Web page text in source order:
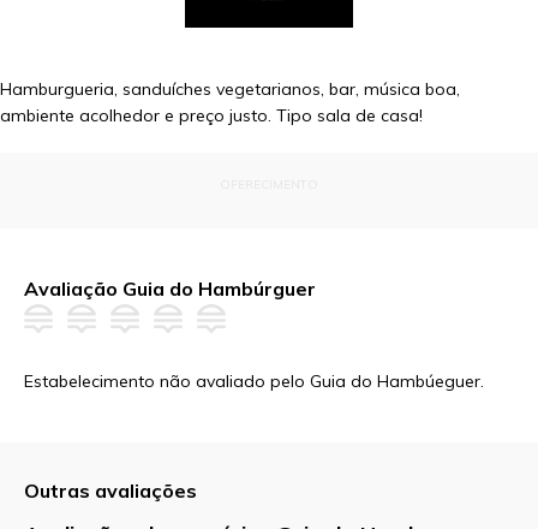
Hamburgueria, sanduíches vegetarianos, bar, música boa,
ambiente acolhedor e preço justo. Tipo sala de casa!
Avaliação Guia do Hambúrguer
Estabelecimento não avaliado pelo Guia do Hambúeguer.
Outras avaliações